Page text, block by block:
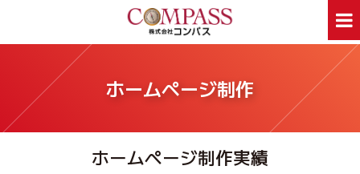
ホーム
ホームページ制作 デザイン印刷
ウェアプリント
旅行事業部 資料ダウンロード
ホームページ制作
ホームページ制作実績